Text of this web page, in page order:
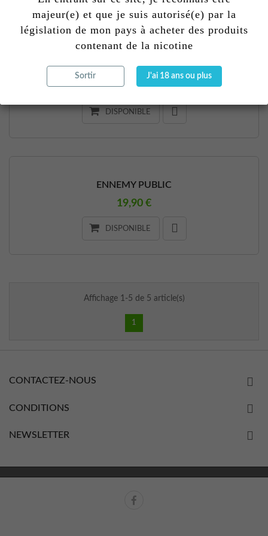
LIL FLOW
19,90 €
DISPONIBLE
ENNEMY PUBLIC
19,90 €
DISPONIBLE
Affichage 1-5 de 5 article(s)
1
CONTACTEZ-NOUS
CONDITIONS
NEWSLETTER
majeur(e) et que je suis autorisé(e) par la
législation de mon pays à acheter des produits
contenant de la nicotine
Sortir J'ai 18 ans ou plus